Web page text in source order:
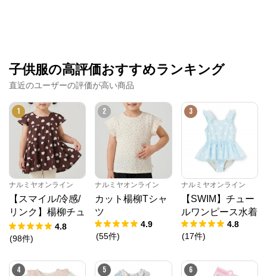
子供服の高評価おすすめランキング
直近のユーザーの評価が高い商品
1
ナルミヤオンライン
【スマイル/冷感/
リンク】楊柳チュ
ニック
4.8
(98件)
2
ナルミヤオンライン
カット楊柳Tシャ
ツ
4.9
(55件)
3
ナルミヤオンライン
【SWIM】チュー
ルワンピース水着
4.8
(17件)
4 5 6
ナルミヤオンライン
公式ECサイト
※外部サイトが開きます
ナルミヤオンライン からのコメント
ナルミヤオンライン公式通販ショップ。人気子供服メ
ゾピアノ、プティマイン、ラブトキシック、アナスイ